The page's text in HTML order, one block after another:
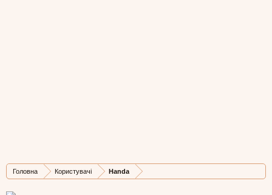
Головна Користувачі Handa
Дописів
5
Карма
0
Бали
1